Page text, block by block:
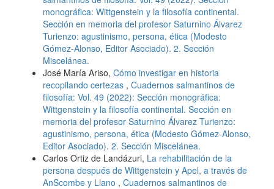
monográfica: Wittgenstein y la filosofía continental.
Sección en memoria del profesor Saturnino Álvarez
Turienzo: agustinismo, persona, ética (Modesto
Gómez-Alonso, Editor Asociado). 2. Sección
Miscelánea.
José María Ariso, Cómo investigar en historia
recopilando certezas , Cuadernos salmantinos de
filosofía: Vol. 49 (2022): Sección monográfica:
Wittgenstein y la filosofía continental. Sección en
memoria del profesor Saturnino Álvarez Turienzo:
agustinismo, persona, ética (Modesto Gómez-Alonso,
Editor Asociado). 2. Sección Miscelánea.
Carlos Ortiz de Landázuri, La rehabilitación de la
persona después de Wittgenstein y Apel, a través de
AnScombe y Llano , Cuadernos salmantinos de